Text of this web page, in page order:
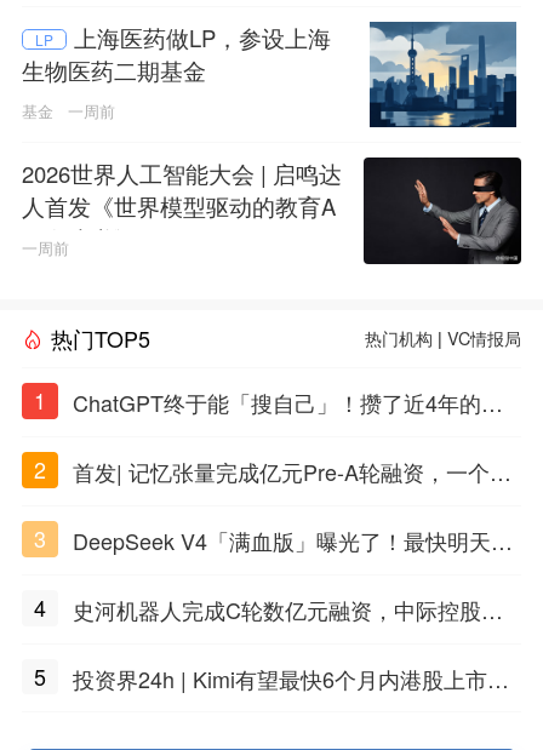
LP
上海医药做LP，参设上海
生物医药二期基金
基金 一周前
2026世界人工智能大会 | 启鸣达
人首发《世界模型驱动的教育A
GI白皮书》
一周前
热门TOP5 热门机构 |VC情报局
1
ChatGPT终于能「搜自己」！攒了近4年的对
2
首发| 记忆张量完成亿元Pre-A轮融资，一个上
3
DeepSeek V4「满血版」曝光了！最快明天发
4
史河机器人完成C轮数亿元融资，中际控股领
5
投资界24h | Kimi有望最快6个月内港股上市；